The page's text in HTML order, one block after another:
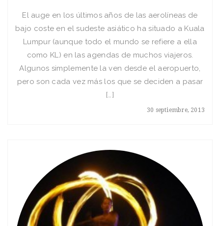
30 septiembre, 2013
El auge en los últimos años de las aerolíneas de
bajo coste en el sudeste asiático ha situado a Kuala
Lumpur (aunque todo el mundo se refiere a ella
como KL) en las agendas de muchos viajeros.
Algunos simplemente la ven desde el aeropuerto,
pero son cada vez más los que se deciden a pasar
[…]